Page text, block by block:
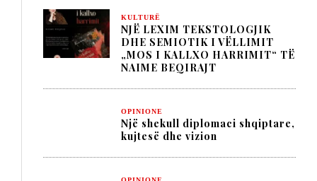
KULTURË
NJË LEXIM TEKSTOLOGJIK
DHE SEMIOTIK I VËLLIMIT
„MOS I KALLXO HARRIMIT“ TË
NAIME BEQIRAJT
OPINIONE
Një shekull diplomaci shqiptare,
kujtesë dhe vizion